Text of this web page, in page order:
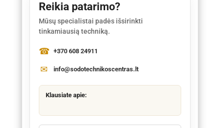
Reikia patarimo?
Mūsų specialistai padės išsirinkti
tinkamiausią techniką.
+370 608 24911
info@sodotechnikoscentras.lt
Klausiate apie: